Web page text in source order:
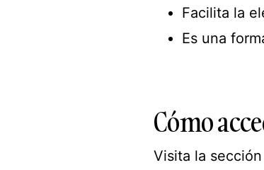
Facilita la
Es una
Cómo
Visita la